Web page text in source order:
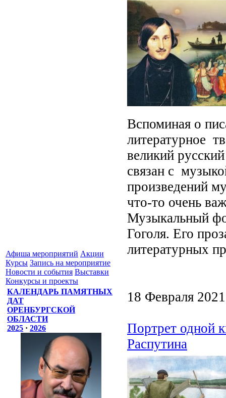
Афиша мероприятий Акции
Курсы Запись на мероприятие
Новости и события Выставки
Конкурсы и проекты
КАЛЕНДАРЬ ПАМЯТНЫХ
ДАТ
ОРЕНБУРГСКОЙ
ОБЛАСТИ
2025 · 2026
Вспоминая о
литературное
великий
связан с
произведений
что-то очень
Музыкальный
Гоголя. Его
литературных
18 Февраля 2021
Портрет одной
Распутина